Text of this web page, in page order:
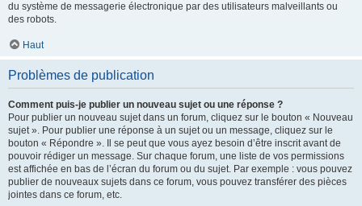
du système de messagerie électronique par des utilisateurs malveillants ou
des robots.
Haut
Problèmes de publication
Comment puis-je publier un nouveau sujet ou une réponse ?
Pour publier un nouveau sujet dans un forum, cliquez sur le bouton « Nouveau
sujet ». Pour publier une réponse à un sujet ou un message, cliquez sur le
bouton « Répondre ». Il se peut que vous ayez besoin d’être inscrit avant de
pouvoir rédiger un message. Sur chaque forum, une liste de vos permissions
est affichée en bas de l’écran du forum ou du sujet. Par exemple : vous pouvez
publier de nouveaux sujets dans ce forum, vous pouvez transférer des pièces
jointes dans ce forum, etc.